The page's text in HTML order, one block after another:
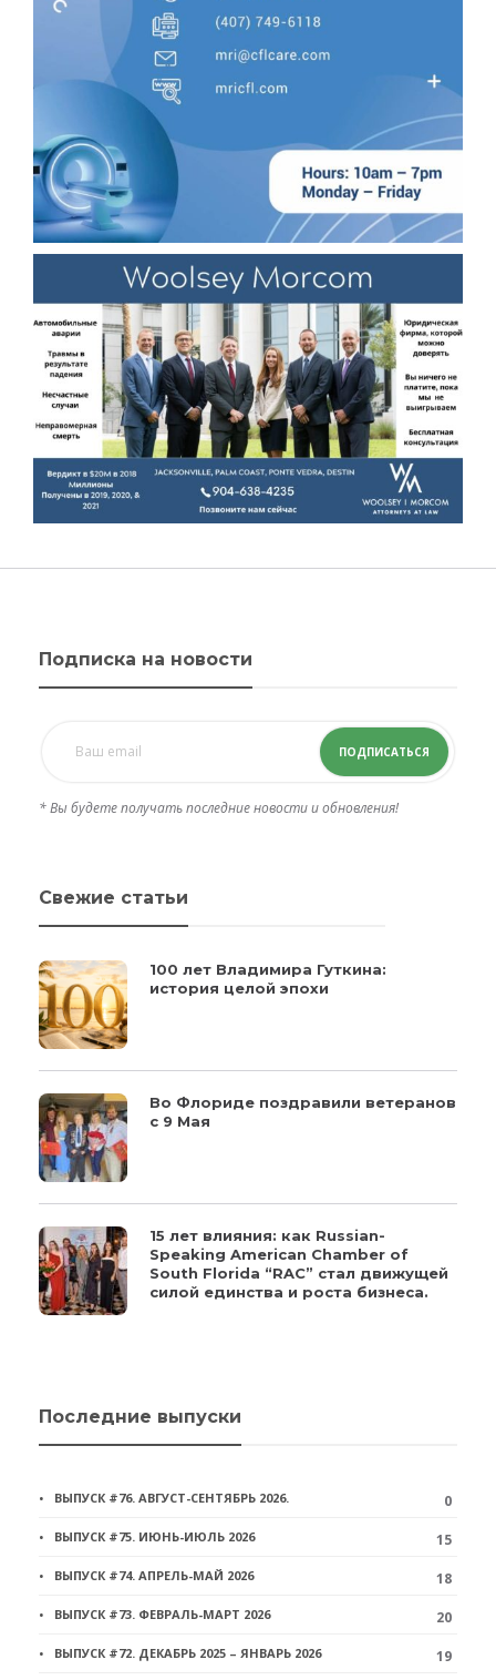
Подписка на новости
ПОДПИСАТЬСЯ
* Вы будете получать последние новости и обновления!
Свежие статьи
100 лет Владимира Гуткина:
история целой эпохи
Во Флориде поздравили ветеранов
с 9 Мая
15 лет влияния: как Russian-
Speaking American Chamber of
South Florida “RAC” стал движущей
силой единства и роста бизнеса.
Последние выпуски
ВЫПУСК #76. АВГУСТ-СЕНТЯБРЬ 2026. 0
ВЫПУСК #75. ИЮНЬ-ИЮЛЬ 2026 15
ВЫПУСК #74. АПРЕЛЬ-МАЙ 2026 18
ВЫПУСК #73. ФЕВРАЛЬ-МАРТ 2026 20
ВЫПУСК #72. ДЕКАБРЬ 2025 – ЯНВАРЬ 2026 19